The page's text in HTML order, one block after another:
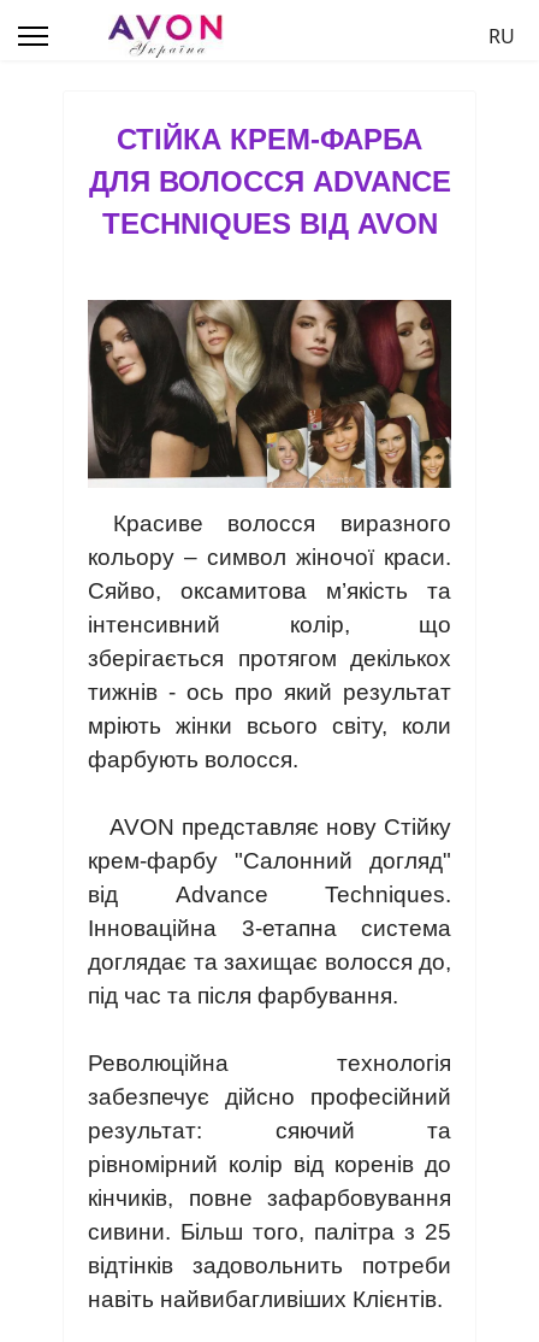
RU
СТІЙКА КРЕМ-ФАРБА
ДЛЯ ВОЛОССЯ ADVANCE
TECHNIQUES ВІД AVON
Красиве волосся виразного
кольору – символ жіночої краси.
Сяйво, оксамитова м’якість та
інтенсивний колір, що
зберігається протягом декількох
тижнів - ось про який результат
мріють жінки всього світу, коли
фарбують волосся.
AVON представляє нову Стійку
крем-фарбу "Салонний догляд"
від Advance Techniques.
Інноваційна 3-етапна система
доглядає та захищає волосся до,
під час та після фарбування.
Революційна технологія
забезпечує дійсно професійний
результат: сяючий та
рівномірний колір від коренів до
кінчиків, повне зафарбовування
сивини. Більш того, палітра з 25
відтінків задовольнить потреби
навіть найвибагливіших Клієнтів.